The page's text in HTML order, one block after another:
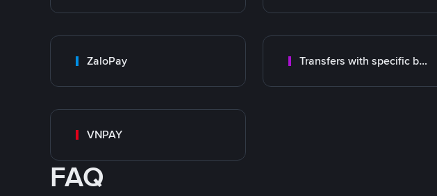
ZaloPay Transfers with specific bank
VNPAY
FAQ